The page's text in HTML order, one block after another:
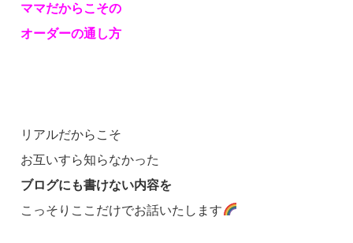
ママだからこその
オーダーの通し方
リアルだからこそ
お互いすら知らなかった
ブログにも書けない内容を
こっそりここだけでお話いたします